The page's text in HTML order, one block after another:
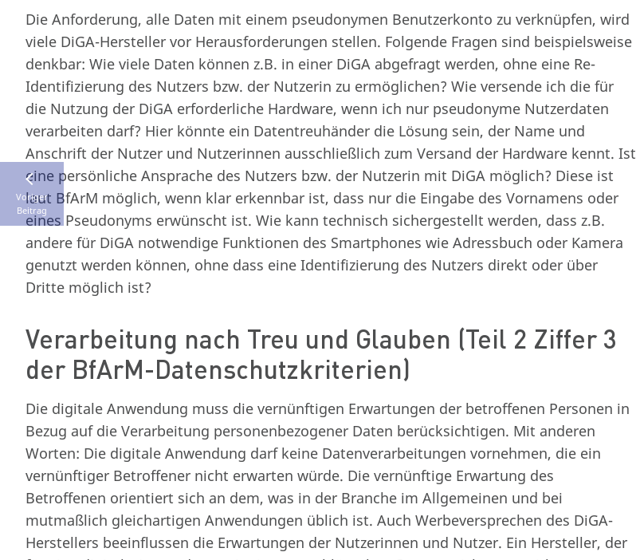
Die Anforderung, alle Daten mit einem pseudonymen Benutzerkonto zu verknüpfen, wird
viele DiGA-Hersteller vor Herausforderungen stellen. Folgende Fragen sind beispielsweise
denkbar: Wie viele Daten können z.B. in einer DiGA abgefragt werden, ohne eine Re-
Identifizierung des Nutzers bzw. der Nutzerin zu ermöglichen? Wie versende ich die für
die Nutzung der DiGA erforderliche Hardware, wenn ich nur pseudonyme Nutzerdaten
verarbeiten darf? Hier könnte ein Datentreuhänder die Lösung sein, der Name und
Anschrift der Nutzer und Nutzerinnen ausschließlich zum Versand der Hardware kennt. Ist
eine persönliche Ansprache des Nutzers bzw. der Nutzerin mit DiGA möglich? Diese ist
laut BfArM möglich, wenn klar erkennbar ist, dass nur die Eingabe des Vornamens oder
eines Pseudonyms erwünscht ist. Wie kann technisch sichergestellt werden, dass z.B.
andere für DiGA notwendige Funktionen des Smartphones wie Adressbuch oder Kamera
genutzt werden können, ohne dass eine Identifizierung des Nutzers direkt oder über
Dritte möglich ist?
Verarbeitung nach Treu und Glauben (Teil 2 Ziffer 3
der BfArM-Datenschutzkriterien)
Die digitale Anwendung muss die vernünftigen Erwartungen der betroffenen Personen in
Bezug auf die Verarbeitung personenbezogener Daten berücksichtigen. Mit anderen
Worten: Die digitale Anwendung darf keine Datenverarbeitungen vornehmen, die ein
vernünftiger Betroffener nicht erwarten würde. Die vernünftige Erwartung des
Betroffenen orientiert sich an dem, was in der Branche im Allgemeinen und bei
mutmaßlich gleichartigen Anwendungen üblich ist. Auch Werbeversprechen des DiGA-
Herstellers beeinflussen die Erwartungen der Nutzerinnen und Nutzer. Ein Hersteller, der
Voriger
Beitrag